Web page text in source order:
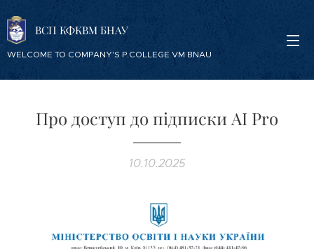
ВСП КФКВМ БНАУ
WELCOME TO COMPANY'S P.COLLEGE VM BNAU
Про доступ до підписки AI Pro
10.10.2025